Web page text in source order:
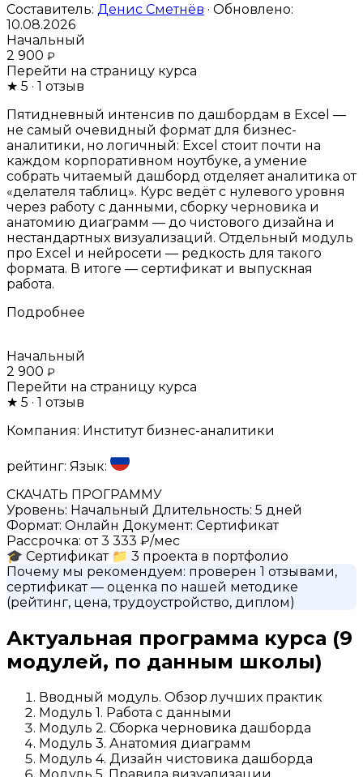
Составитель: Денис Сметнёв · Обновлено:
10.08.2026
Начальный
2 900 ₽
Перейти на страницу курса
★ 5 · 1 отзыв
Пятидневный интенсив по дашбордам в Excel —
не самый очевидный формат для бизнес-
аналитики, но логичный: Excel стоит почти на
каждом корпоративном ноутбуке, а умение
собрать читаемый дашборд отделяет аналитика от
«делателя таблиц». Курс ведёт с нулевого уровня
через работу с данными, сборку черновика и
анатомию диаграмм — до чистового дизайна и
нестандартных визуализаций. Отдельный модуль
про Excel и нейросети — редкость для такого
формата. В итоге — сертификат и выпускная
работа.
Подробнее
Начальный
2 900 ₽
Перейти на страницу курса
★ 5 · 1 отзыв
Компания: Институт бизнес-аналитики
рейтинг: Язык:
СКАЧАТЬ ПРОГРАММУ
Уровень: Начальный Длительность: 5 дней
Формат: Онлайн Документ: Сертификат
Рассрочка: от 3 333 ₽/мес
🎓 Сертификат 📁 3 проекта в портфолио
Почему мы рекомендуем: проверен 1 отзывами,
сертификат— оценка по нашей методике
(рейтинг, цена, трудоустройство, диплом)
Актуальная программа курса (9
модулей, по данным школы)
Вводный модуль. Обзор лучших практик
Модуль 1. Работа с данными
Модуль 2. Сборка черновика дашборда
Модуль 3. Анатомия диаграмм
Модуль 4. Дизайн чистовика дашборда